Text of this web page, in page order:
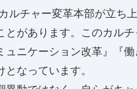
ルチャー変革本部が立ち
とがあります。このカル
ニケーション改革』『
なっています。